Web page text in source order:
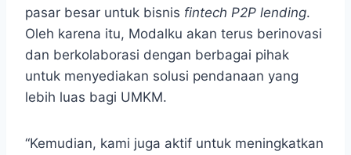
pasar besar untuk bisnis fintech P2P lending.
Oleh karena itu, Modalku akan terus berinovasi
dan berkolaborasi dengan berbagai pihak
untuk menyediakan solusi pendanaan yang
lebih luas bagi UMKM.
“Kemudian, kami juga aktif untuk meningkatkan